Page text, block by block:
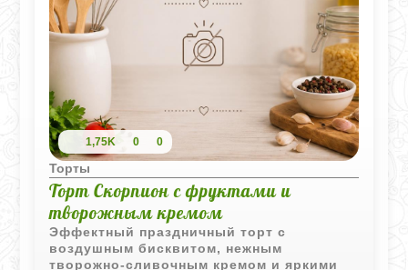
1,75K 0 0
Торты
Торт Скорпион с фруктами и
творожным кремом
Эффектный праздничный торт с
воздушным бисквитом, нежным
творожно-сливочным кремом и яркими